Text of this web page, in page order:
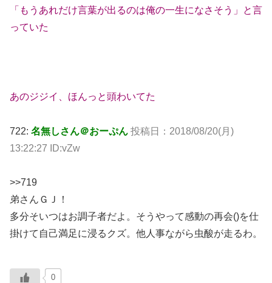
「もうあれだけ言葉が出るのは俺の一生になさそう」と言
っていた
あのジジイ、ほんっと頭わいてた
722: 名無しさん＠おーぷん 投稿日： 2018/08/20(月)
13:22:27 ID:vZw
>>719
弟さんＧＪ！
多分そいつはお調子者だよ。そうやって感動の再会()を仕
掛けて自己満足に浸るクズ。他人事ながら虫酸が走るわ。
0